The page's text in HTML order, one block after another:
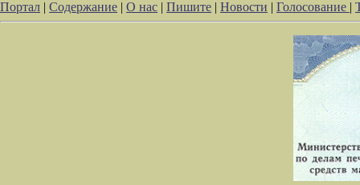
Портал | Содержание | О нас | Пишите | Новости | Голосование |